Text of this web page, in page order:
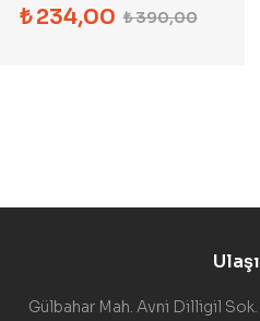
₺390,00
₺234,00
Gülbahar Mah. Avni Dilligil Sok.